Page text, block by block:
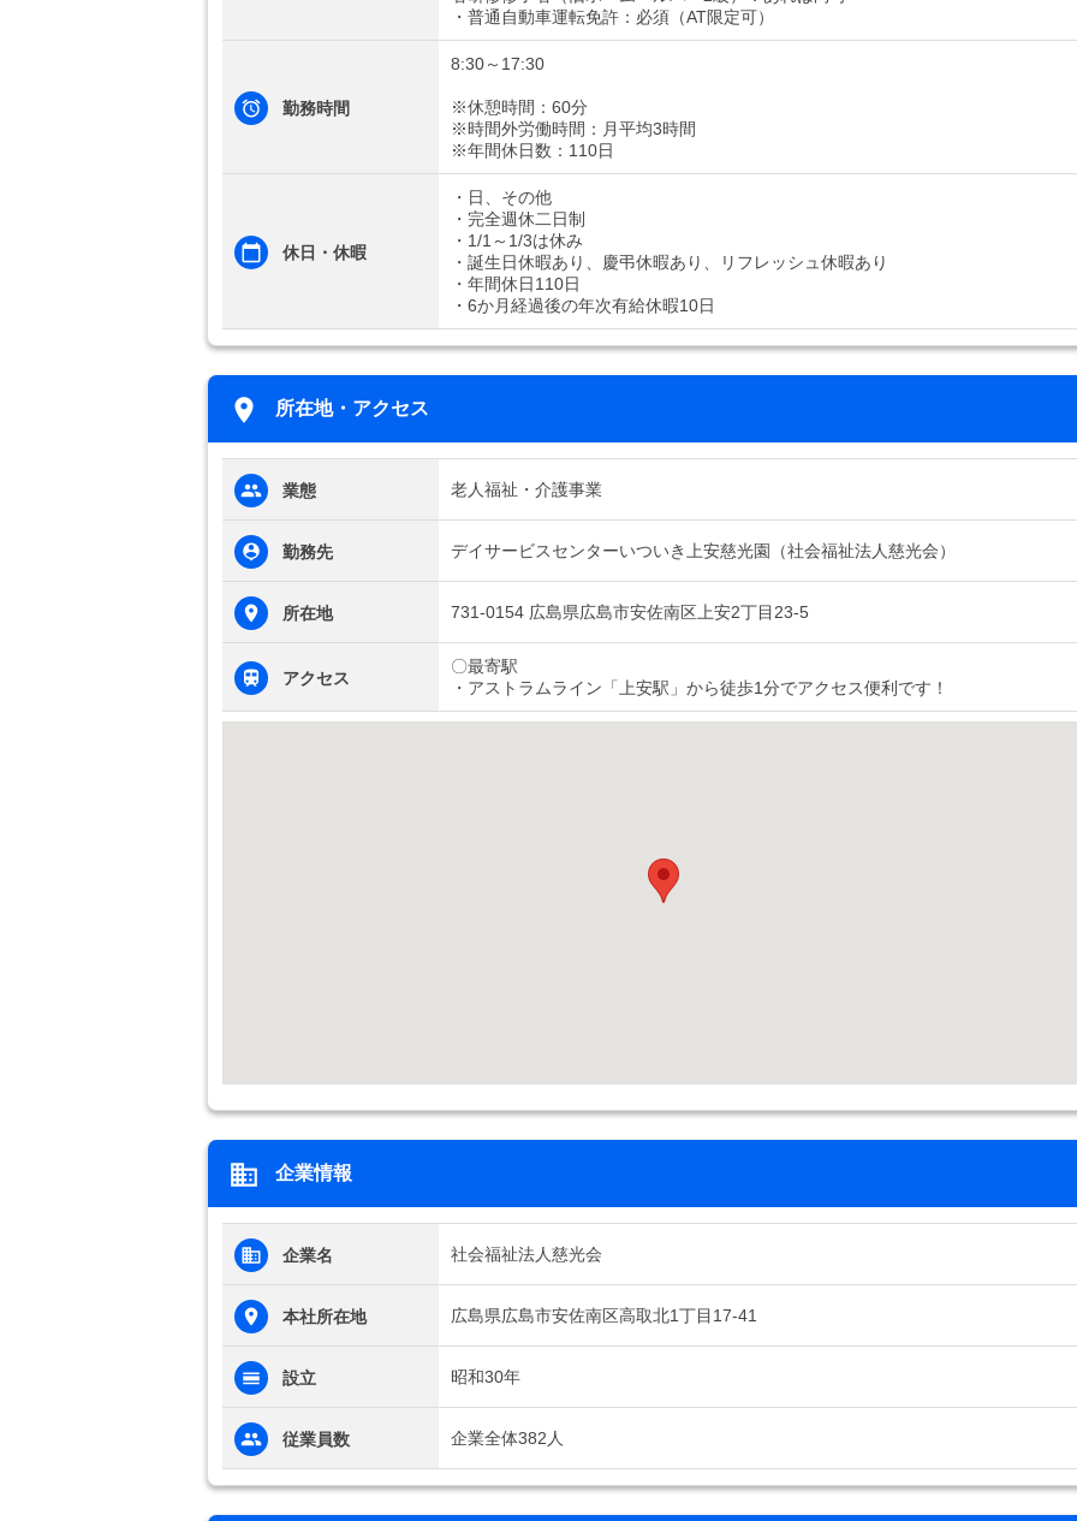
・普通自動車運転免許：必須（AT限定可）
勤務時間
8:30～17:30
※休憩時間：60分
※時間外労働時間：月平均3時間
※年間休日数：110日
休日・休暇
・日、その他
・完全週休二日制
・1/1～1/3は休み
・誕生日休暇あり、慶弔休暇あり、リフレッシュ休暇あり
・年間休日110日
・6か月経過後の年次有給休暇10日
所在地・アクセス
業態 老人福祉・介護事業
勤務先 デイサービスセンターいついき上安慈光園（社会福祉法人慈光会）
所在地 731-0154 広島県広島市安佐南区上安2丁目23-5
アクセス
〇最寄駅
・アストラムライン「上安駅」から徒歩1分でアクセス便利です！
企業情報
企業名 社会福祉法人慈光会
本社所在地 広島県広島市安佐南区高取北1丁目17-41
設立 昭和30年
従業員数 企業全体382人